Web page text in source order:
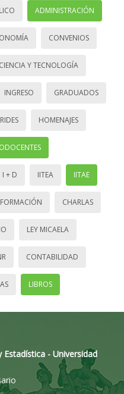
ADMINISTRACIÓN
CONVENIOS
CIENCIA Y TECNOLOGÍA
INGRESO GRADUADOS
HOMENAJES
I + D IITEA IITAE
FORMACIÓN CHARLAS
LEY MICAELA
CONTABILIDAD
LIBROS
Estadística - Universidad